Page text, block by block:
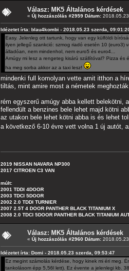
Válasz: MK5 Általános kérdések
« Új hozzászólás #2959 Dátum:
Idézetet írta: blau4kombi - 2018.05.23 szerda,
Easy. Jelenleg ott tartunk, hogy van egy külföldi
ilyen jellegű szankció: szmog riadó esetén 10
álladóan, nem mindenhol, nem euro5 és euro4...
Amúgy mi lesz a rengeteg kisárú szállítóval? Pizza
ha meg sorba akkor az a taxi lesz!
mindenki full komolyan vette amit itthon a
tiltás, mint amire most a németek
rém egyszerű amúgy abba kellett belekötni,
fellendült a benzines bele lehet majd kötni
az utakon bele lehet kötni abba is és lehet
a következő 6-10 évre vett volna 1 új autót,
2019 NISSAN NAVARA NP300
2017 CITROEN C3 VAN
múlt:
2001 TDDI 4DOOR
2003 TDCI 5DOOR
2002 2.0 TDDI TURNIER
2007 2.5T 4 DOOR PANTHER BLACK TITANIUM X
2008 2.0 TDCI 5DOOR PANTHER BLACK TITANIUM
Válasz: MK5 Általános kérdések
« Új hozzászólás #2960 Dátum:
Idézetet írta: Domi - 2018.05.23 szerda, 09:53:47
Ez megint számolás kérdése, hogy kinek mi éri meg.
tankolásom épp 5,56l lett). Ez évente a jelenlegi kb.